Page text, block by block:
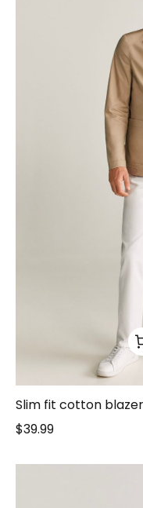
Slim fit cotton blazer
$39.99